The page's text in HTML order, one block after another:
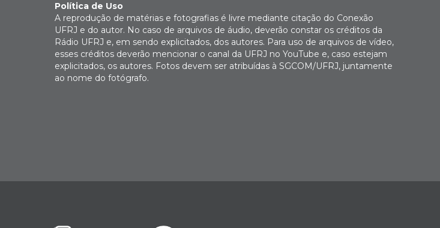
Política de Uso
A reprodução de matérias e fotografias é livre mediante citação do Conexão
UFRJ e do autor. No caso de arquivos de áudio, deverão constar os créditos da
Rádio UFRJ e, em sendo explicitados, dos autores. Para uso de arquivos de vídeo,
esses créditos deverão mencionar o canal da UFRJ no YouTube e, caso estejam
explicitados, os autores. Fotos devem ser atribuídas à SGCOM/UFRJ, juntamente
ao nome do fotógrafo.